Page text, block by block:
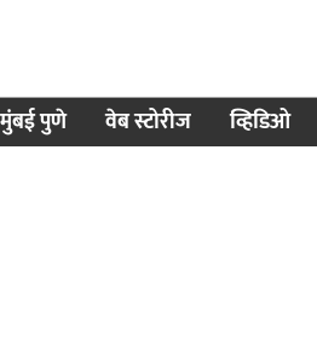
मुंबई पुणे वेब स्टोरीज व्हिडिओ